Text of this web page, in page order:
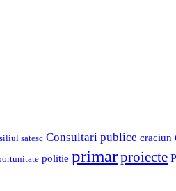
satesc Consultari publice craciun
politie primarproiecte